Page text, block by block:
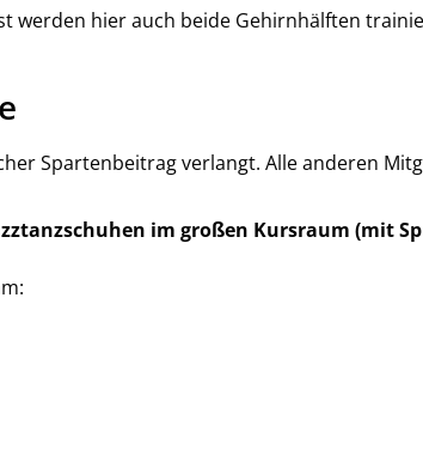
werden hier auch beide Gehirnhälften
Spartenbeitrag verlangt. Alle anderen
im großen Kursraum (mit